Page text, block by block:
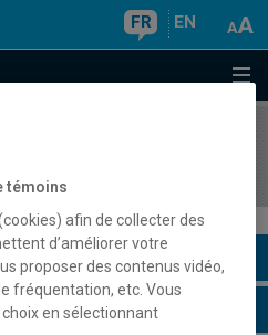
FR EN
témoins
afin de collecter des
d’améliorer votre
proposer des contenus vidéo,
fréquentation, etc. Vous
en sélectionnant